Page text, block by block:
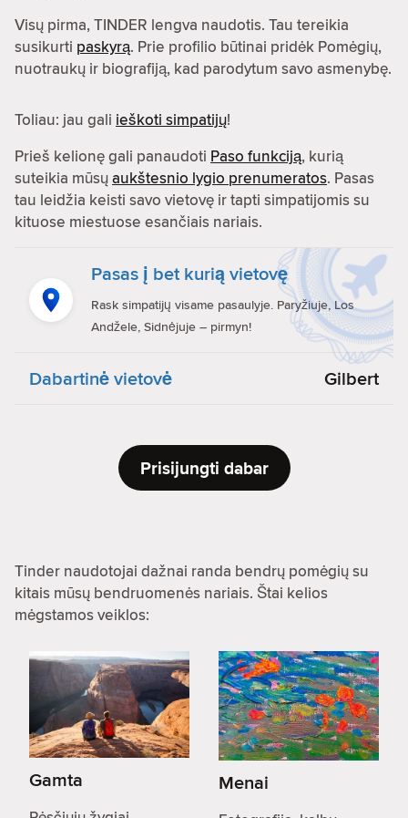
Visų pirma, TINDER lengva naudotis. Tau tereikia
susikurti paskyrą. Prie profilio būtinai pridėk Pomėgių,
nuotraukų ir biografiją, kad parodytum savo asmenybę.
Toliau: jau gali ieškoti simpatijų!
Prieš kelionę gali panaudoti Paso funkciją, kurią
suteikia mūsųaukštesnio lygio prenumeratos. Pasas
tau leidžia keisti savo vietovę ir tapti simpatijomis su
kituose miestuose esančiais nariais.
Pasas į bet kurią vietovę
Rask simpatijų visame pasaulyje. Paryžiuje, Los
Andžele, Sidnėjuje – pirmyn!
Dabartinė vietovė Gilbert
Prisijungti dabar
Tinder naudotojai dažnai randa bendrų pomėgių su
kitais mūsų bendruomenės nariais. Štai kelios
mėgstamos veiklos:
Gamta Menai